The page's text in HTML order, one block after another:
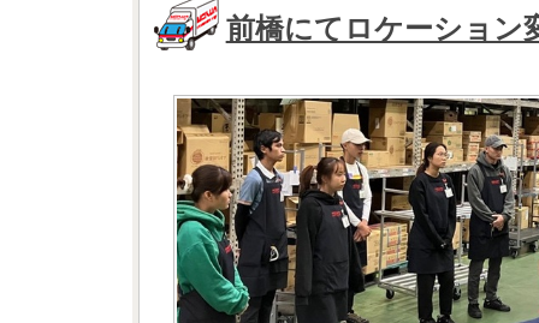
前橋にてロケーション